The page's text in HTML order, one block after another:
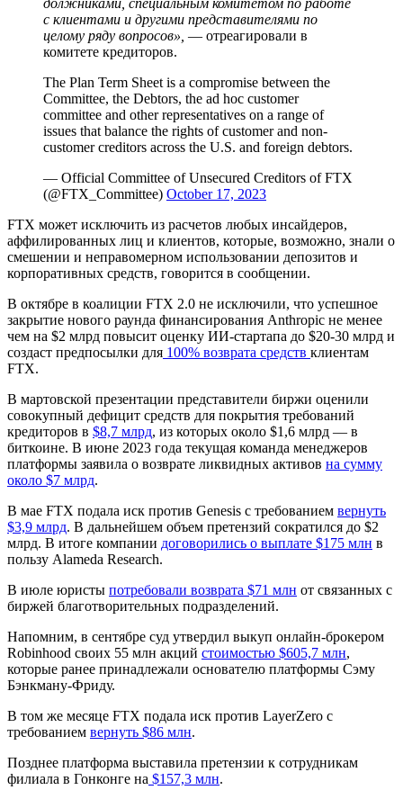
с клиентами и другими представителями по
целому ряду вопросов», — отреагировали в
комитете кредиторов.
The Plan Term Sheet is a compromise between the
Committee, the Debtors, the ad hoc customer
committee and other representatives on a range of
issues that balance the rights of customer and non-
customer creditors across the U.S. and foreign debtors.
— Official Committee of Unsecured Creditors of FTX
(@FTX_Committee) October 17, 2023
FTX может исключить из расчетов любых инсайдеров,
аффилированных лиц и клиентов, которые, возможно, знали о
смешении и неправомерном использовании депозитов и
корпоративных средств, говорится в сообщении.
В октябре в коалиции FTX 2.0 не исключили, что успешное
закрытие нового раунда финансирования Anthropic не менее
чем на $2 млрд повысит оценку ИИ-стартапа до $20-30 млрд и
создаст предпосылки для 100% возврата средств клиентам
FTX.
В мартовской презентации представители биржи оценили
совокупный дефицит средств для покрытия требований
кредиторов в $8,7 млрд, из которых около $1,6 млрд — в
биткоине. В июне 2023 года текущая команда менеджеров
платформы заявила о возврате ликвидных активов на сумму
около $7 млрд.
В мае FTX подала иск против Genesis с требованием вернуть
$3,9 млрд. В дальнейшем объем претензий сократился до $2
млрд. В итоге компании договорились о выплате $175 млн в
пользу Alameda Research.
В июле юристы потребовали возврата $71 млн от связанных с
биржей благотворительных подразделений.
Напомним, в сентябре суд утвердил выкуп онлайн-брокером
Robinhood своих 55 млн акций стоимостью $605,7 млн,
которые ранее принадлежали основателю платформы Сэму
Бэнкману-Фриду.
В том же месяце FTX подала иск против LayerZero с
требованием вернуть $86 млн.
Позднее платформа выставила претензии к сотрудникам
филиала в Гонконге на $157,3 млн.